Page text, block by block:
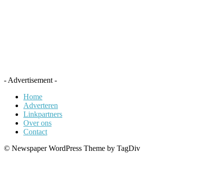
- Advertisement -
Home
Adverteren
Linkpartners
Over ons
Contact
© Newspaper WordPress Theme by TagDiv